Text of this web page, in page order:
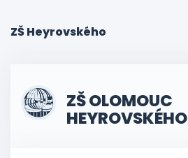
ZŠ Heyrovského
ZŠ OLOMOUC
HEYROVSKÉHO